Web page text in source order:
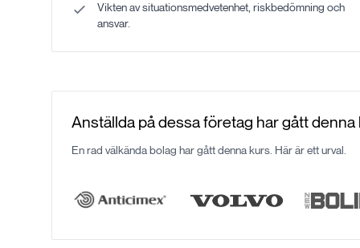
Vikten av situationsmedvetenhet, riskbedömning och
ansvar.
Anställda på dessa företag har gått denna
En rad välkända bolag har gått denna kurs. Här är ett urval.